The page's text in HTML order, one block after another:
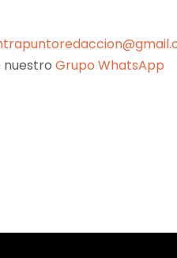
nuestroGrupo WhatsApp